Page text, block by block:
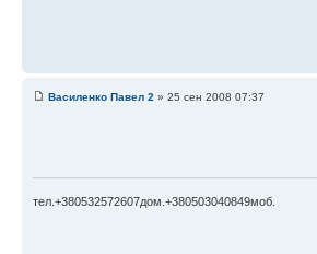
Василенко Павел 2 » 25 сен 2008 07:37
тел.+380532572607дом.+380503040849моб.